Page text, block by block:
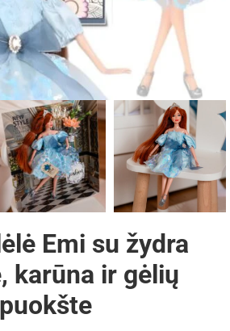
Emi su žydra
karūna ir gėlių
puokšte